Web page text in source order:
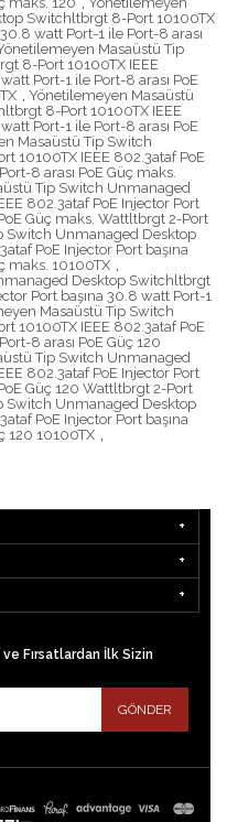
Switchltbrgt 8-Port 10100TX
watt Port-1 ile Port-8 arası
Masaüstü Tip
8-Port 10100TX IEEE
Port-1 ile Port-8 arası PoE
, Yönetilemeyen Masaüstü
8-Port 10100TX IEEE
Port-1 ile Port-8 arası PoE
Masaüstü Tip Switch
10100TX IEEE 802.3ataf PoE
8 arası PoE Güç maks.
Tip Switch Unmanaged
802.3ataf PoE Injector Port
Güç maks. Wattltbrgt 2-Port
Switch Unmanaged Desktop
PoE Injector Port başına
maks. 10100TX ,
Desktop Switchltbrgt
Port başına 30.8 watt Port-1
Masaüstü Tip Switch
10100TX IEEE 802.3ataf PoE
8 arası PoE Güç 120
Tip Switch Unmanaged
802.3ataf PoE Injector Port
Güç 120 Wattltbrgt 2-Port
Switch Unmanaged Desktop
PoE Injector Port başına
120 10100TX ,
Fırsatlardan İlk Sizin
GÖNDER